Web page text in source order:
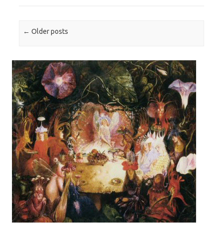
Post navigation
← Older posts